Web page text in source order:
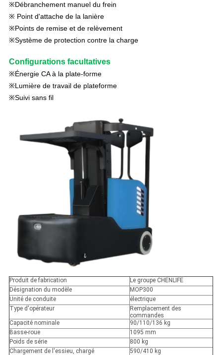
※Débranchement manuel du frein
※ Point d'attache de la lanière
※Points de remise et de relèvement
※Système de protection contre la charge
Configurations facultatives
※Énergie CA à la plate-forme
※Lumière de travail de plateforme
※Suivi sans fil
Produit de fabrication
Le groupe CHENLIFE
Désignation du modèle
MOP300
Unité de conduite
électrique
Type d'opérateur
Remplacement des
commandes
Capacité nominale
90/110/136 kg
Basse-roue
1095 mm
Poids de série
800 kg
Chargement de l'essieu, chargé
590/410 kg